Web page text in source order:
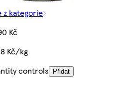
z kategorie
Kč
Kč/kg
controls
Přidat